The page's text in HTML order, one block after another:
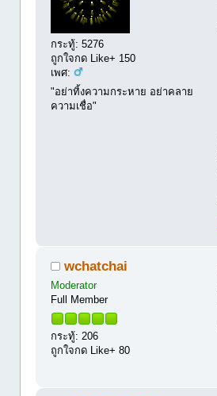
กระทู้: 5276
ถูกใจกด Like+ 150
เพศ:
"อย่าทิ้งความกระหาย อย่าคลาย
ความเชื่อ"
wchatchai
Moderator
Full Member
กระทู้: 206
ถูกใจกด Like+ 80